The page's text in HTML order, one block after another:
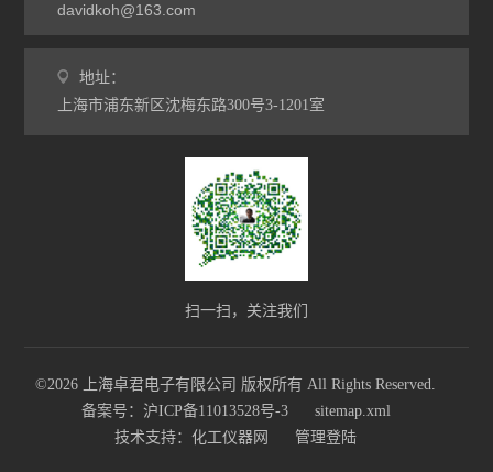
davidkoh@163.com
地址：
上海市浦东新区沈梅东路300号3-1201室
扫一扫，关注我们
©2026 上海卓君电子有限公司 版权所有 All Rights Reserved.
备案号：沪ICP备11013528号-3
sitemap.xml
技术支持： 化工仪器网 管理登陆